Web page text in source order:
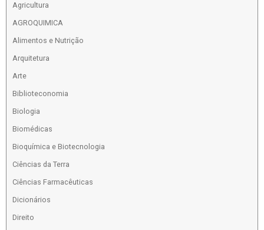
Agricultura
AGROQUIMICA
Alimentos e Nutrição
Arquitetura
Arte
Biblioteconomia
Biologia
Biomédicas
Bioquímica e Biotecnologia
Ciências da Terra
Ciências Farmacêuticas
Dicionários
Direito